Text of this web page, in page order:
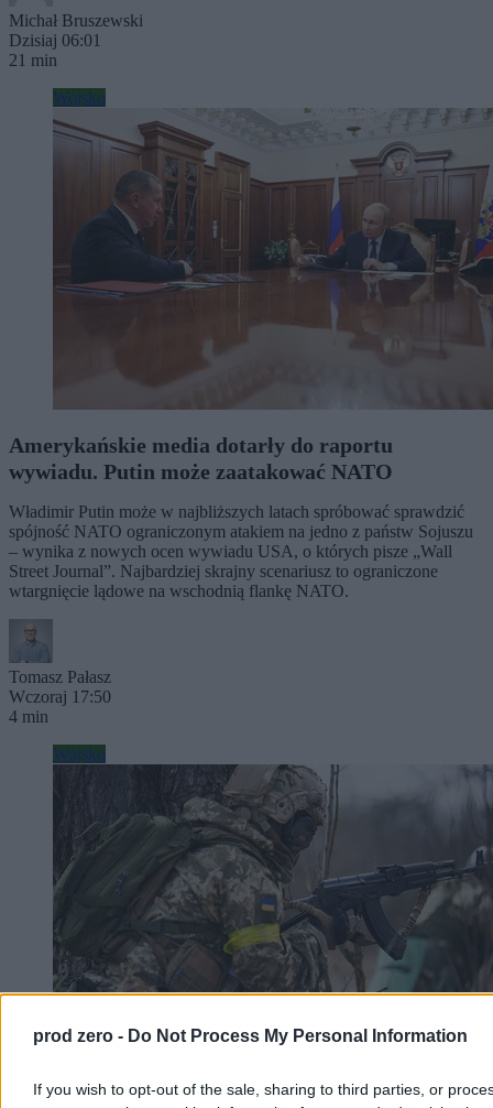
prod zero - Do Not Process My Personal Information
If you wish to opt-out of the sale, sharing to third parties, or
Michał Bruszewski
Dzisiaj 06:01
21 min
Wojsko
Amerykańskie media dotarły do raportu
wywiadu. Putin może zaatakować NATO
Władimir Putin może w najbliższych latach spróbować sprawdzić
spójność NATO ograniczonym atakiem na jedno z państw Sojuszu
– wynika z nowych ocen wywiadu USA, o których pisze „Wall
Street Journal”. Najbardziej skrajny scenariusz to ograniczone
wtargnięcie lądowe na wschodnią flankę NATO.
Tomasz Pałasz
Wczoraj 17:50
4 min
Wojsko
Ilu żołnierzy brakuje Ukrainie? Pomysł PiS